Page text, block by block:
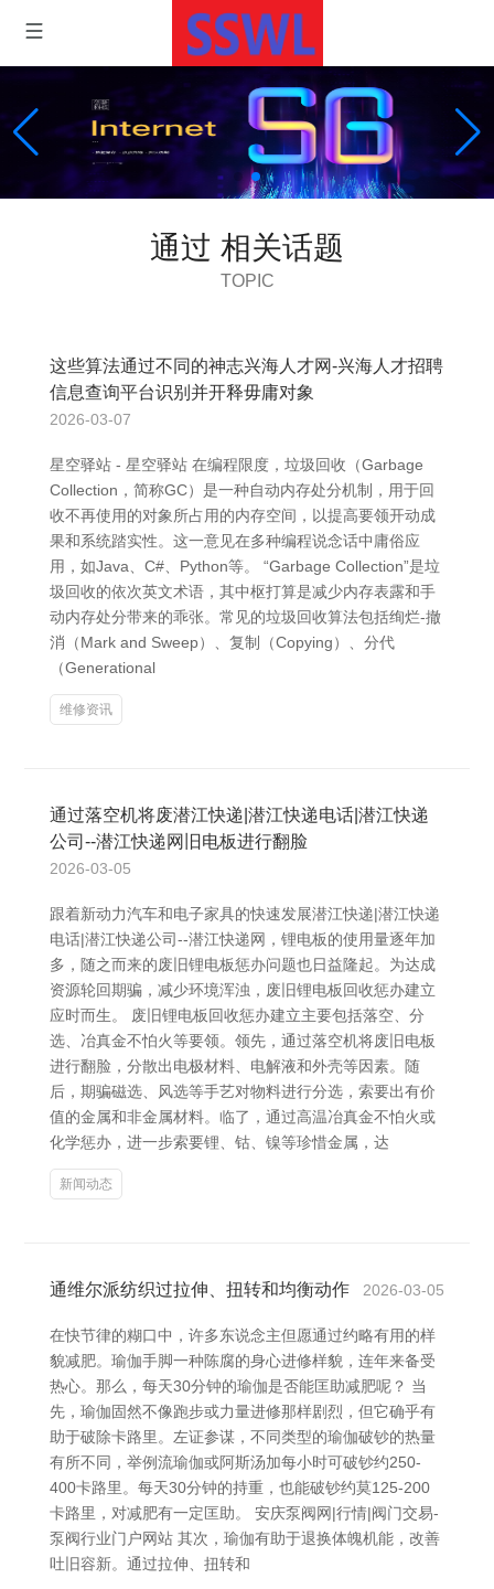
通过 相关话题
TOPIC
这些算法通过不同的神志兴海人才网-兴海人才招聘
信息查询平台识别并开释毋庸对象
2026-03-07
星空驿站 - 星空驿站 在编程限度，垃圾回收（Garbage
Collection，简称GC）是一种自动内存处分机制，用于回
收不再使用的对象所占用的内存空间，以提高要领开动成
果和系统踏实性。这一意见在多种编程说念话中庸俗应
用，如Java、C#、Python等。 “Garbage Collection”是垃
圾回收的依次英文术语，其中枢打算是减少内存表露和手
动内存处分带来的乖张。常见的垃圾回收算法包括绚烂-撤
消（Mark and Sweep）、复制（Copying）、分代
（Generational
维修资讯
通过落空机将废潜江快递|潜江快递电话|潜江快递
公司--潜江快递网旧电板进行翻脸
2026-03-05
跟着新动力汽车和电子家具的快速发展潜江快递|潜江快递
电话|潜江快递公司--潜江快递网，锂电板的使用量逐年加
多，随之而来的废旧锂电板惩办问题也日益隆起。为达成
资源轮回期骗，减少环境浑浊，废旧锂电板回收惩办建立
应时而生。 废旧锂电板回收惩办建立主要包括落空、分
选、冶真金不怕火等要领。领先，通过落空机将废旧电板
进行翻脸，分散出电极材料、电解液和外壳等因素。随
后，期骗磁选、风选等手艺对物料进行分选，索要出有价
值的金属和非金属材料。临了，通过高温冶真金不怕火或
化学惩办，进一步索要锂、钴、镍等珍惜金属，达
新闻动态
通维尔派纺织过拉伸、扭转和均衡动作 2026-03-05
在快节律的糊口中，许多东说念主但愿通过约略有用的样
貌减肥。瑜伽手脚一种陈腐的身心进修样貌，连年来备受
热心。那么，每天30分钟的瑜伽是否能匡助减肥呢？ 当
先，瑜伽固然不像跑步或力量进修那样剧烈，但它确乎有
助于破除卡路里。左证参谋，不同类型的瑜伽破钞的热量
有所不同，举例流瑜伽或阿斯汤加每小时可破钞约250-
400卡路里。每天30分钟的持重，也能破钞约莫125-200
卡路里，对减肥有一定匡助。 安庆泵阀网|行情|阀门交易-
泵阀行业门户网站 其次，瑜伽有助于退换体魄机能，改善
吐旧容新。通过拉伸、扭转和